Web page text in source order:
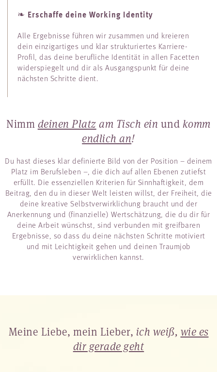
❧ Erschaffe deine Working Identity
Alle Ergebnisse führen wir zusammen und kreieren
dein einzigartiges und klar strukturiertes Karriere-
Profil, das deine berufliche Identität in allen Facetten
widerspiegelt und dir als Ausgangspunkt für deine
nächsten Schritte dient.
Nimm deinen Platz am Tisch ein und komm
endlich an!
Du hast dieses klar definierte Bild von der Position – deinem
Platz im Berufsleben –, die dich auf allen Ebenen zutiefst
erfüllt. Die essenziellen Kriterien für Sinnhaftigkeit, dem
Beitrag, den du in dieser Welt leisten willst, der Freiheit, die
deine kreative Selbstverwirklichung braucht und der
Anerkennung und (finanzielle) Wertschätzung, die du dir für
deine Arbeit wünschst, sind verbunden mit greifbaren
Ergebnisse, so dass du deine nächsten Schritte motiviert
und mit Leichtigkeit gehen und deinen Traumjob
verwirklichen kannst.
Meine Liebe, mein Lieber, ich weiß, wie es
dir gerade geht